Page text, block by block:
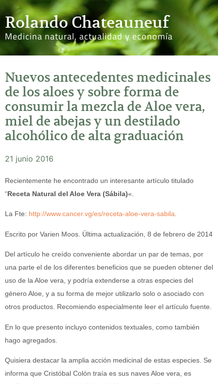
Rolando Chateauneuf
Medicina natural, actualidad y economía
Nuevos antecedentes medicinales
de los aloes y sobre forma de
consumir la mezcla de Aloe vera,
miel de abejas y un destilado
alcohólico de alta graduación
21 junio 2016
Recientemente he encontrado un interesante artículo titulado
“Receta Natural del Aloe Vera (Sábila)«.
La Fte: http://www.cancer.vg/es/receta-aloe-vera-sabila.
Escrito por Varien Moos. Última actualización, 8 de febrero de 2014
Del artículo he creído conveniente abordar un par de temas, por
una parte el de los diferentes beneficios que se pueden obtener del
uso de la Aloe vera, y podría extenderse a otras especies del
género Aloe, y a su forma de mejor utilizarlo solo o asociado con
otros productos. Recomiendo especialmente leer el artículo fuente.
En lo que presento incluyo contenidos textuales, como también
hago agregados.
Quisiera destacar la amplia acción medicinal de estas especies. Se
informa que Cristóbal Colón traía es sus naves Aloe vera, es